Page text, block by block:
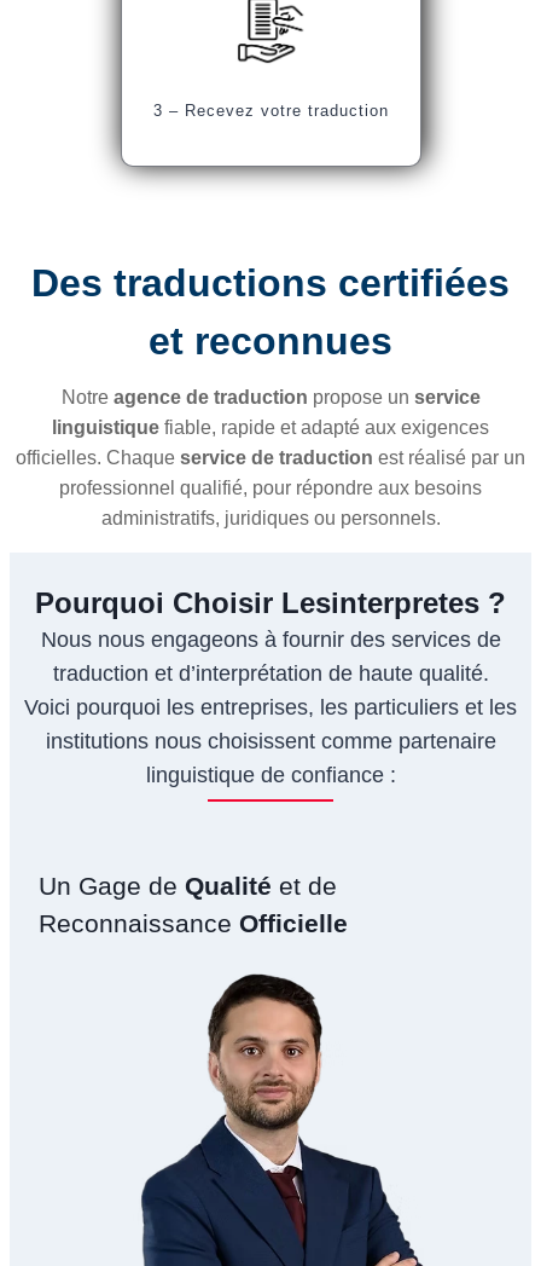
3 – Recevez votre traduction
Des traductions certifiées
et reconnues
Notre agence de traduction propose un service
linguistique fiable, rapide et adapté aux exigences
officielles. Chaque service de traduction est réalisé par un
professionnel qualifié, pour répondre aux besoins
administratifs, juridiques ou personnels.
Pourquoi Choisir Lesinterpretes ?
Nous nous engageons à fournir des services de
traduction et d’interprétation de haute qualité.
Voici pourquoi les entreprises, les particuliers et les
institutions nous choisissent comme partenaire
linguistique de confiance :
Un Gage de Qualité et de
Reconnaissance Officielle